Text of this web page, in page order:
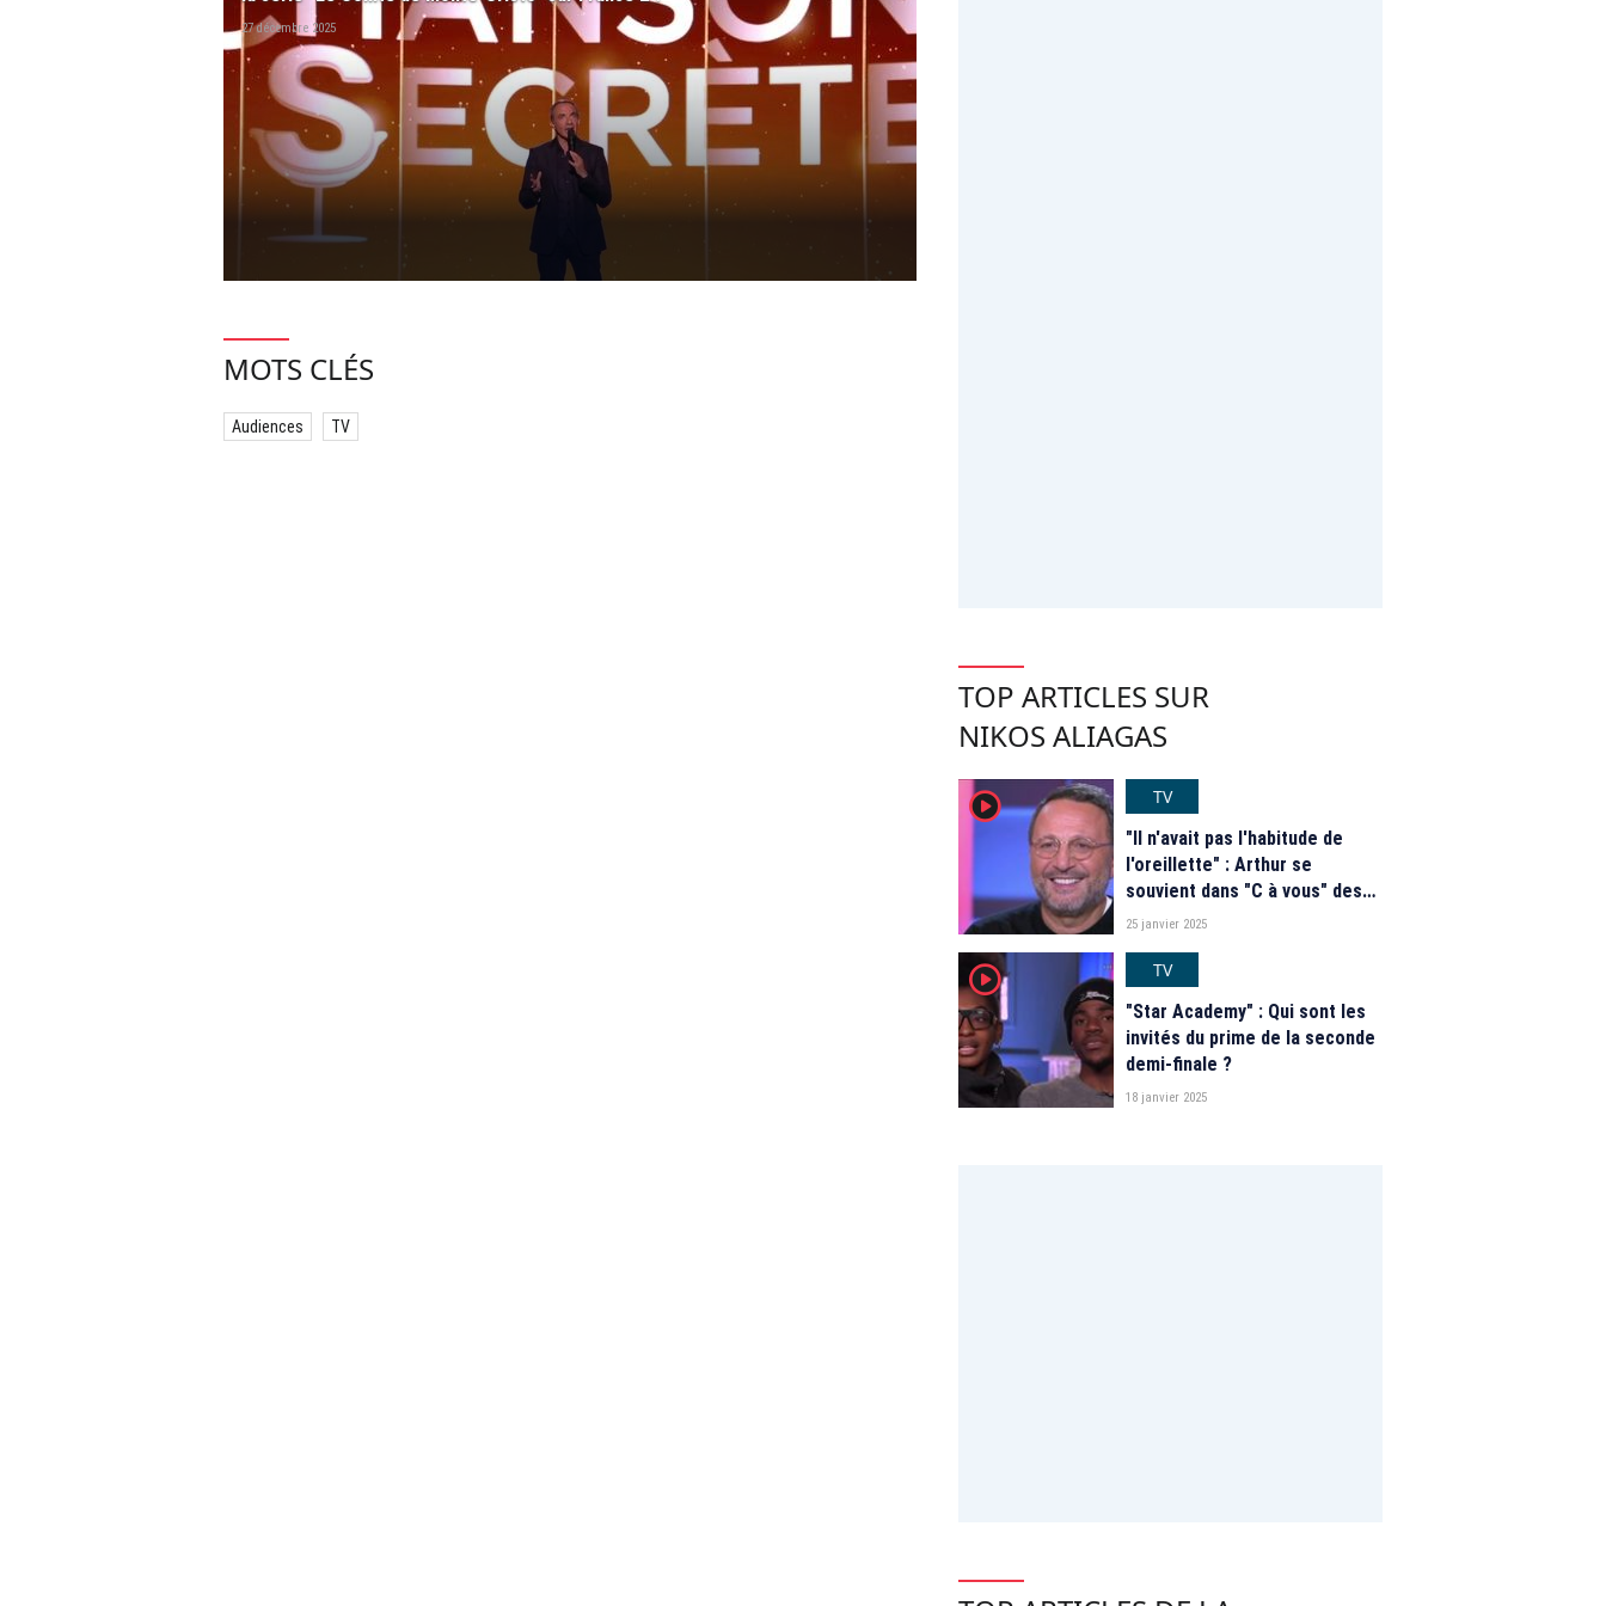
27 décembre 2025
MOTS CLÉS
Audiences TV
TOP ARTICLES SUR
NIKOS ALIAGAS
player2
TV
"Il n'avait pas l'habitude de
l'oreillette" : Arthur se
souvient dans "C à vous" des
débuts laborieux de Nikos
"Star Academy"
25 janvier 2025
player2
TV
"Star Academy" : Qui sont les
invités du prime de la seconde
demi-finale ?
18 janvier 2025